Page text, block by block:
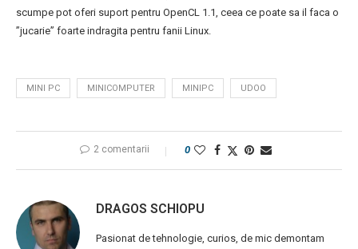
scumpe pot oferi suport pentru OpenCL 1.1, ceea ce poate sa il faca o
”jucarie” foarte indragita pentru fanii Linux.
MINI PC MINICOMPUTER MINIPC UDOO
2 comentarii 0
DRAGOS SCHIOPU
Pasionat de tehnologie, curios, de mic demontam